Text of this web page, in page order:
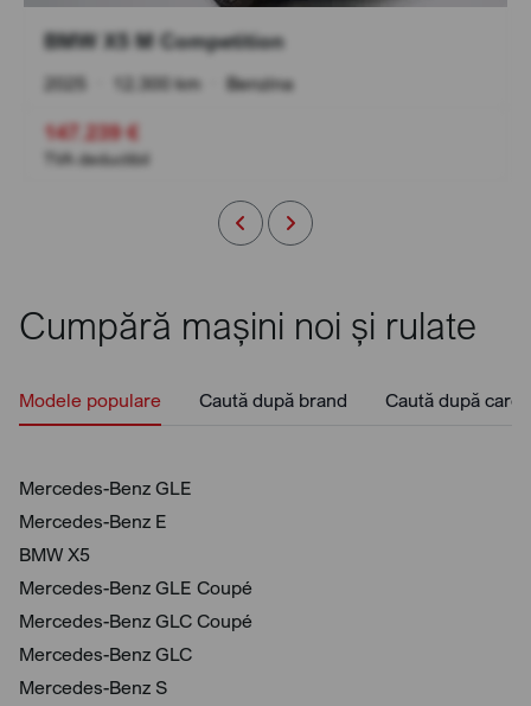
BMW X5 M Competition
2025 12.300 km Benzina
147.239 €
TVA deductibil
Cumpără mașini noi și rulate
Modele populare Caută după brand Caută după
Mercedes-Benz GLE
Mercedes-Benz E
BMW X5
Mercedes-Benz GLE Coupé
Mercedes-Benz GLC Coupé
Mercedes-Benz GLC
Mercedes-Benz S